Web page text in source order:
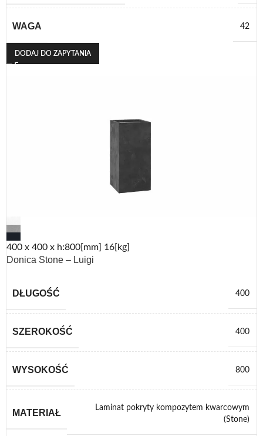
WAGA 42
DODAJ DO ZAPYTANIA
400 x 400 x h:800[mm] 16[kg]
Donica Stone – Luigi
DŁUGOŚĆ 400
SZEROKOŚĆ 400
WYSOKOŚĆ 800
MATERIAŁ
Laminat pokryty kompozytem kwarcowym
(Stone)